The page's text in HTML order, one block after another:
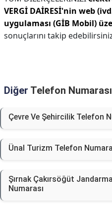
VERGİ DAİRESİ'nin web
uygulaması (GİB Mobil)
sonuçlarını takip
Diğer Telefon Numarası
Çevre Ve Şehircilik Telefon
Ünal Turizm Telefon
Şırnak Çakırsöğüt
Numarası